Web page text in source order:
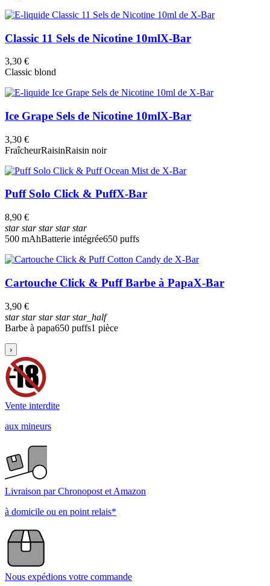
Classic 11 Sels de Nicotine 10mlX-Bar
3,30 €
Classic blond
Ice Grape Sels de Nicotine 10mlX-Bar
3,30 €
FraîcheurRaisinRaisin noir
Puff Solo Click & PuffX-Bar
8,90 €
starstarstarstarstar
500 mAhBatterie intégrée650 puffs
Cartouche Click & Puff Barbe à PapaX-Bar
3,90 €
starstarstarstarstar_half
Barbe à papa650 puffs1 pièce
›
Vente interdite
aux mineurs
Livraison par Chronopost et Amazon
à domicile ou en point relais*
Nous expédions votre commande